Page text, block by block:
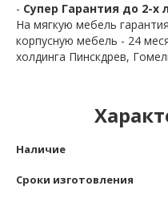
- Супер Гарантия до 2-х
На мягкую мебель
корпусную мебель - 24
холдинга Пинскдрев,
Наличие
Сроки изготовления